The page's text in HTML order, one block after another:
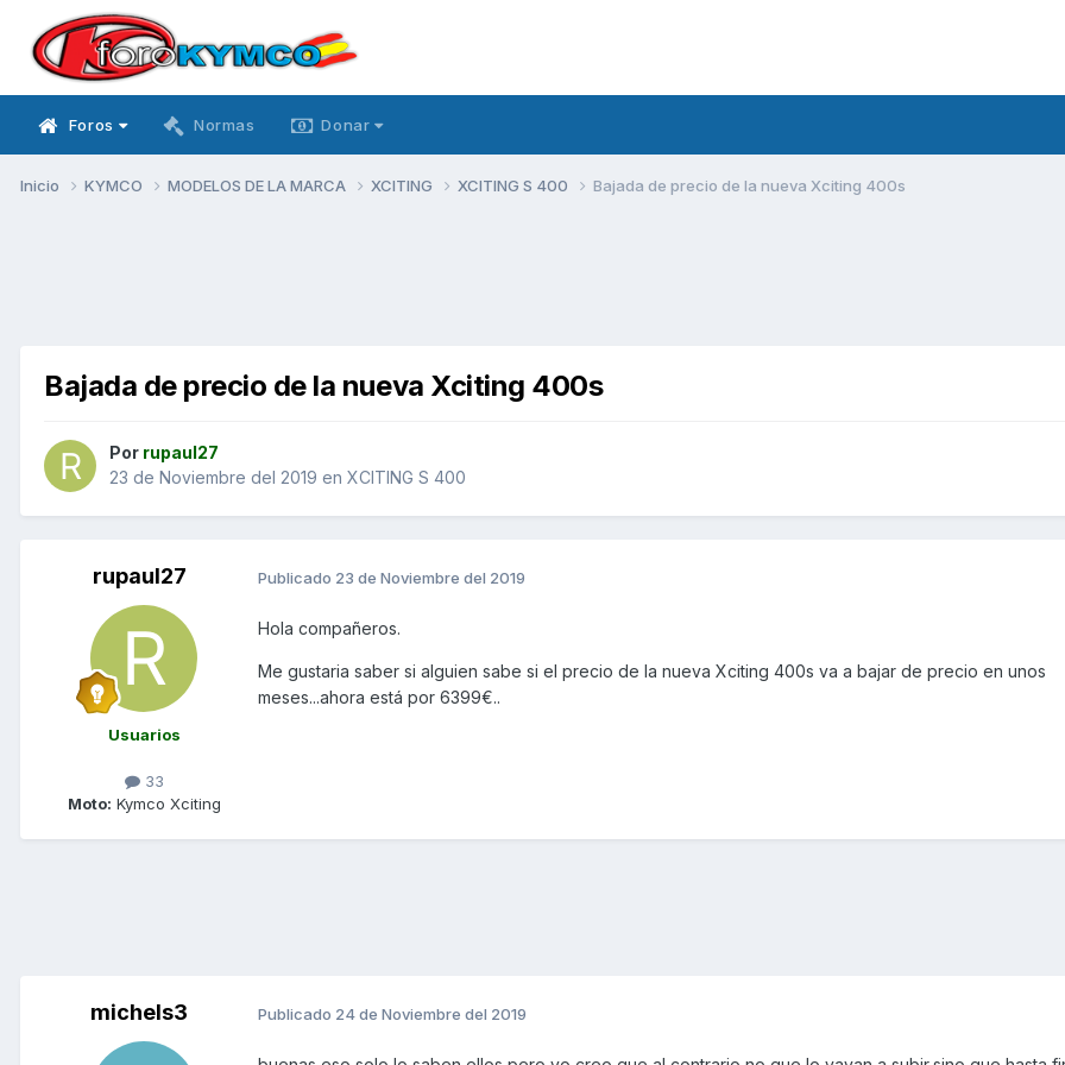
Foros Normas Donar
Inicio KYMCO MODELOS DE LA MARCA XCITING XCITING S 400 Bajada de precio de la nueva Xciting 400s
Bajada de precio de la nueva Xciting 400s
Por rupaul27
23 de Noviembre del 2019 en XCITING S 400
rupaul27
Usuarios
33
Moto: Kymco Xciting
Publicado 23 de Noviembre del 2019
Hola compañeros.
Me gustaria saber si alguien sabe si el precio de la nueva Xciting 400s va a bajar de precio en unos
meses...ahora está por 6399€..
michels3 Publicado 24 de Noviembre del 2019